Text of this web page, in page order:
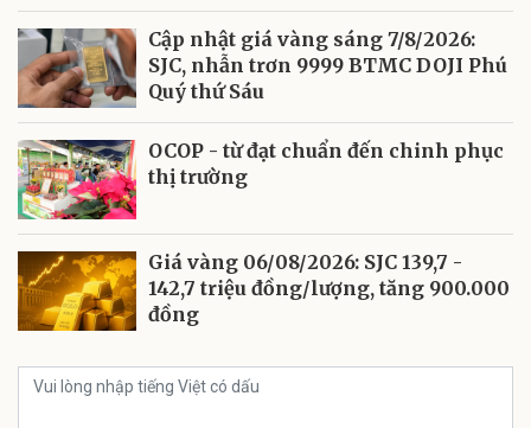
Cập nhật giá vàng sáng 7/8/2026:
SJC, nhẫn trơn 9999 BTMC DOJI Phú
Quý thứ Sáu
OCOP - từ đạt chuẩn đến chinh phục
thị trường
Giá vàng 06/08/2026: SJC 139,7 -
142,7 triệu đồng/lượng, tăng 900.000
đồng